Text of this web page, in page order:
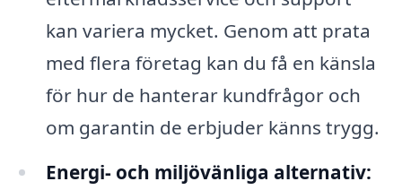
kan variera mycket. Genom att prata
med flera företag kan du få en känsla
för hur de hanterar kundfrågor och
om garantin de erbjuder känns trygg.
Energi- och miljövänliga alternativ: